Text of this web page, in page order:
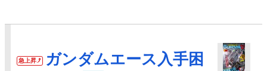
急上昇
ガンダムエース入手困